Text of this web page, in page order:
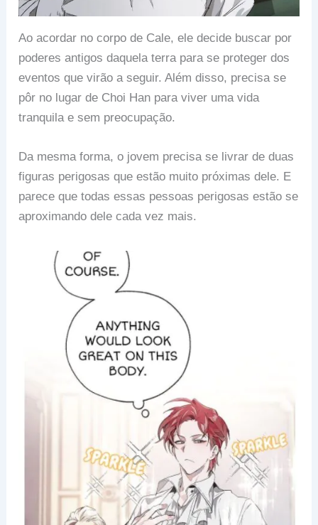
Ao acordar no corpo de Cale, ele decide buscar por
poderes antigos daquela terra para se proteger dos
eventos que virão a seguir. Além disso, precisa se
pôr no lugar de Choi Han para viver uma vida
tranquila e sem preocupação.
Da mesma forma, o jovem precisa se livrar de duas
figuras perigosas que estão muito próximas dele. E
parece que todas essas pessoas perigosas estão se
aproximando dele cada vez mais.